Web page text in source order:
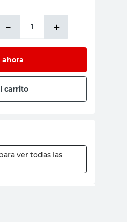
＋
－
ahora
carrito
ver todas las